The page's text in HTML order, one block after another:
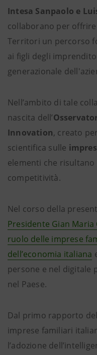
Intesa Sanpaolo e
collaborano per offrire
Territori un percorso
ai figli degli
generazionale
Nell’ambito di tale
nascita dell’
Innovation, creato
scientifica sulle
elementi che
competitività.
Nel corso della
Presidente Gian
ruolo delle imprese
dell’economia italiana
persone e nel digitale
nel Paese.
Dal primo rapporto
imprese familiari
l’adozione